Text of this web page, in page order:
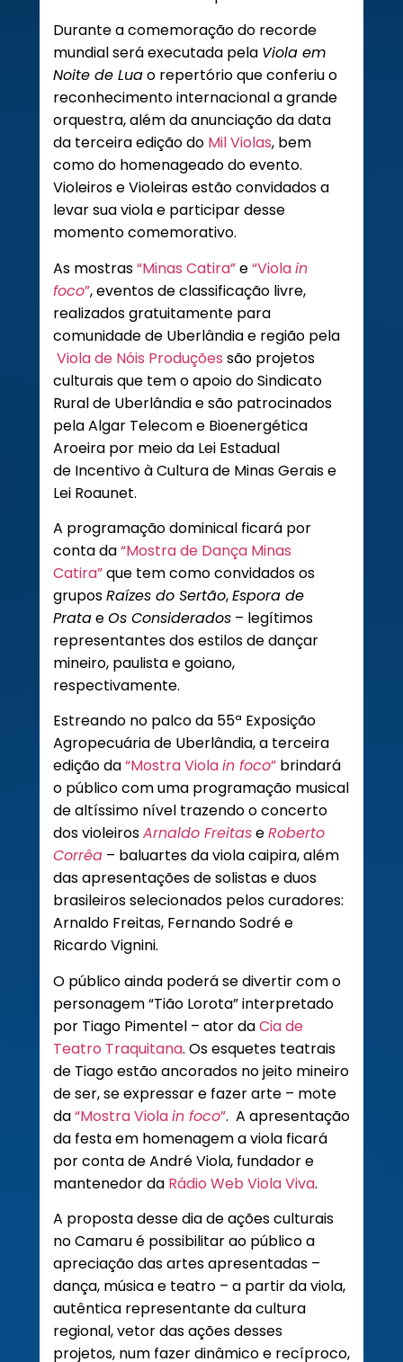
Durante a comemoração do recorde
mundial será executada pela Viola em
Noite de Luao repertório que conferiu o
reconhecimento internacional a grande
orquestra, além da anunciação da data
da terceira edição do Mil Violas, bem
como do homenageado do evento.
Violeiros e Violeiras estão convidados a
levar sua viola e participar desse
momento comemorativo.
As mostras“Minas Catira”e“Violain
foco”, eventos de classificação livre,
realizados gratuitamente para
comunidade de Uberlândia e região pela
Viola de Nóis Produções são projetos
culturais que tem o apoio do Sindicato
Rural de Uberlândia e são patrocinados
pela Algar Telecom e Bioenergética
Aroeira por meio da Lei Estadual
de Incentivo à Cultura de Minas Gerais e
Lei Roaunet.
A programação dominical ficará por
conta da“Mostra de Dança Minas
Catira”que tem como convidados os
gruposRaízes do Sertão,Espora de
PrataeOs Considerados – legítimos
representantes dos estilos de dançar
mineiro, paulista e goiano,
respectivamente.
Estreando no palco da 55ª Exposição
Agropecuária de Uberlândia, a terceira
edição da“Mostra Violain foco” brindará
o público com uma programação musical
de altíssimo nível trazendo o concerto
dos violeirosArnaldo FreitaseRoberto
Corrêa – baluartes da viola caipira, além
das apresentações de solistas e duos
brasileiros selecionados pelos curadores:
Arnaldo Freitas, Fernando Sodré e
Ricardo Vignini.
O público ainda poderá se divertir com o
personagem “Tião Lorota” interpretado
por Tiago Pimentel – ator daCia de
Teatro Traquitana. Os esquetes teatrais
de Tiago estão ancorados no jeito mineiro
de ser, se expressar e fazer arte – mote
da“Mostra Violain foco”. A apresentação
da festa em homenagem a viola ficará
por conta de André Viola, fundador e
mantenedor da Rádio Web Viola Viva.
A proposta desse dia de ações culturais
no Camaru é possibilitar ao público a
apreciação das artes apresentadas –
dança, música e teatro – a partir da viola,
autêntica representante da cultura
regional, vetor das ações desses
projetos, num fazer dinâmico e recíproco,